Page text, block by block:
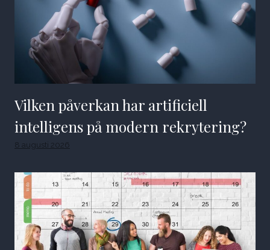
Vilken påverkan har artificiell
intelligens på modern rekrytering?
8 augusti 2026